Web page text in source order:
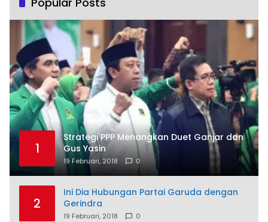
1
Strategi PPP Menangkan Duet Ganjar dan
Gus Yasin
19 Februari, 2018 0
2
Ini Dia Hubungan Partai Garuda dengan
Gerindra
19 Februari, 2018 0